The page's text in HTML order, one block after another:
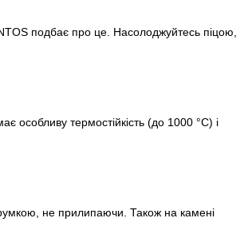
подбає про це. Насолоджуйтесь піцою,
особливу термостійкість (до 1000 °C) і
не прилипаючи. Також на камені